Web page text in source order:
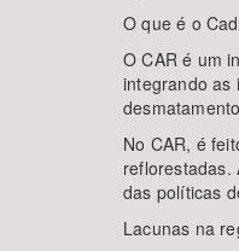
O que é o
O CAR é um
integrando as
No CAR, é
reflorestadas.
das políticas
Lacunas na